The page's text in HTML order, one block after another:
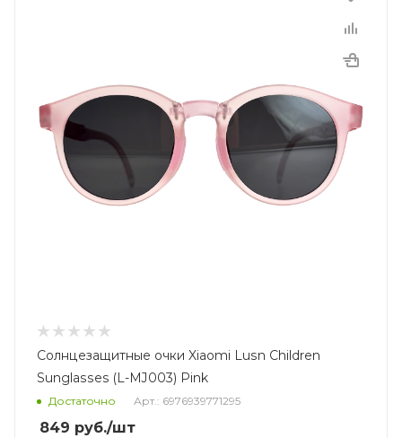
Солнцезащитные очки Xiaomi Lusn Children
Sunglasses (L-MJ003) Pink
Достаточно Арт.: 6976939771295
849 руб./шт